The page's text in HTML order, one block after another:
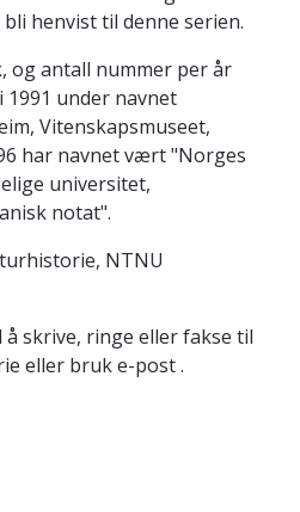
henvist til denne serien.
og antall nummer per år
under navnet
Vitenskapsmuseet,
har navnet vært "Norges
universitet,
notat".
NTNU
skrive, ringe eller fakse til
eller bruk e-post .